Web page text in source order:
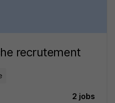
recrutement
2 jobs